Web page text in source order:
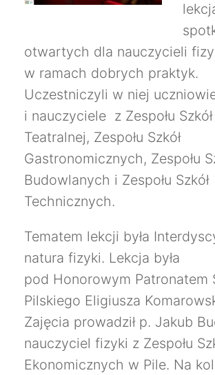
otwartych dla nauczycieli
w ramach dobrych praktyk.
Uczestniczyli w niej
i nauczyciele z Zespołu
Teatralnej, Zespołu Szkół
Gastronomicznych, Zespołu
Budowlanych i Zespołu Szkół
Technicznych.
Tematem lekcji była
natura fizyki. Lekcja była
pod Honorowym Patronatem
Pilskiego Eligiusza
Zajęcia prowadził p. Jakub
nauczyciel fizyki z Zespołu
Ekonomicznych w Pile. Na